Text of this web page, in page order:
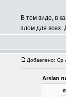
В том виде, в
злом для всех.
Добавлено: Ср
Arslan